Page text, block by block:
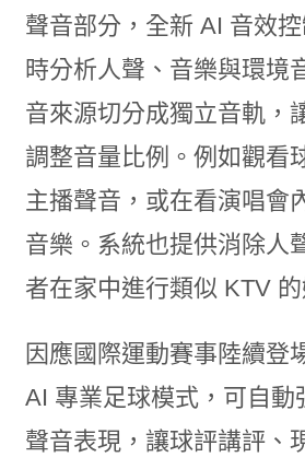
聲音部分，全新 AI 音效
時分析人聲、音樂與環境
音來源切分成獨立音軌，
調整音量比例。例如觀看
主播聲音，或在看演唱會
音樂。系統也提供消除人
者在家中進行類似 KTV 的
因應國際運動賽事陸續登
AI 專業足球模式，可自動
聲音表現，讓球評講評、